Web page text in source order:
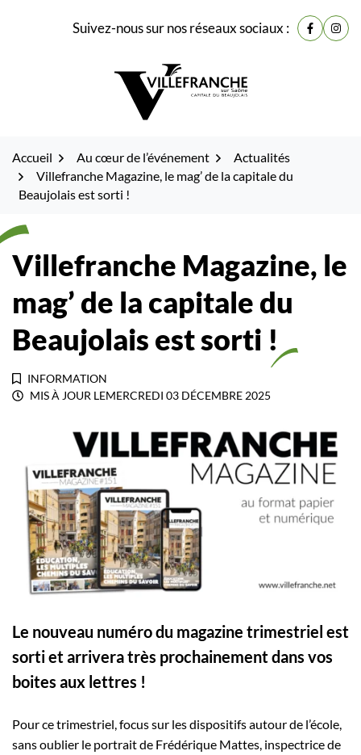
Suivez-nous sur nos réseaux sociaux : Lien vers
Lien
Accueil Au cœur de l’événement
Actualités
Villefranche Magazine, le mag’ de la capitale du
Beaujolais est sorti !
Villefranche Magazine, le
mag’ de la capitale du
Beaujolais est sorti !
INFORMATION
MIS À JOUR LEMERCREDI 03 DÉCEMBRE 2025
Le nouveau numéro du magazine trimestriel est
sorti et arrivera très prochainement dans vos
boites aux lettres !
Pour ce trimestriel, focus sur les dispositifs autour de l’école,
sans oublier le portrait de Frédérique Mattes, inspectrice de